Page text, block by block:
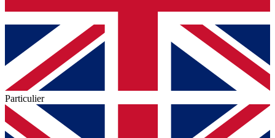
Particulier